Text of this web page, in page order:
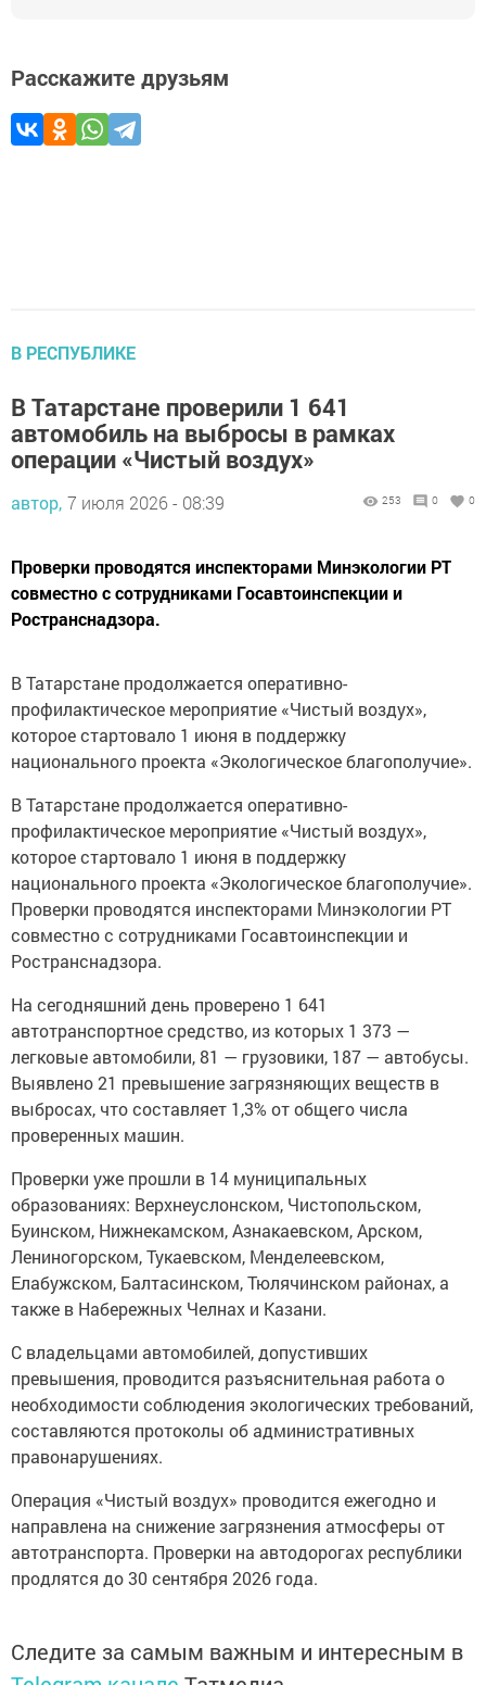
Расскажите друзьям
В РЕСПУБЛИКЕ
В Татарстане проверили 1 641
автомобиль на выбросы в рамках
операции «Чистый воздух»
автор, 7 июля 2026 - 08:39 253 0 0
Проверки проводятся инспекторами Минэкологии РТ
совместно с сотрудниками Госавтоинспекции и
Ространснадзора.
В Татарстане продолжается оперативно-
профилактическое мероприятие «Чистый воздух»,
которое стартовало 1 июня в поддержку
национального проекта «Экологическое благополучие».
В Татарстане продолжается оперативно-
профилактическое мероприятие «Чистый воздух»,
которое стартовало 1 июня в поддержку
национального проекта «Экологическое благополучие».
Проверки проводятся инспекторами Минэкологии РТ
совместно с сотрудниками Госавтоинспекции и
Ространснадзора.
На сегодняшний день проверено 1 641
автотранспортное средство, из которых 1 373 —
легковые автомобили, 81 — грузовики, 187 — автобусы.
Выявлено 21 превышение загрязняющих веществ в
выбросах, что составляет 1,3% от общего числа
проверенных машин.
Проверки уже прошли в 14 муниципальных
образованиях: Верхнеуслонском, Чистопольском,
Буинском, Нижнекамском, Азнакаевском, Арском,
Лениногорском, Тукаевском, Менделеевском,
Елабужском, Балтасинском, Тюлячинском районах, а
также в Набережных Челнах и Казани.
С владельцами автомобилей, допустивших
превышения, проводится разъяснительная работа о
необходимости соблюдения экологических требований,
составляются протоколы об административных
правонарушениях.
Операция «Чистый воздух» проводится ежегодно и
направлена на снижение загрязнения атмосферы от
автотранспорта. Проверки на автодорогах республики
продлятся до 30 сентября 2026 года.
Следите за самым важным и интересным в